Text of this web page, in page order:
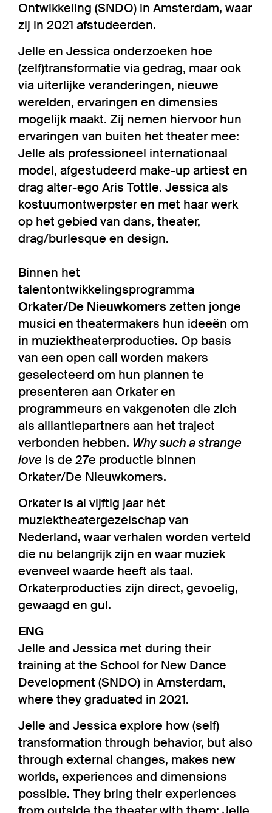
Ontwikkeling (SNDO) in Amsterdam, waar
zij in 2021 afstudeerden.
Jelle en Jessica onderzoeken hoe
(zelf)transformatie via gedrag, maar ook
via uiterlijke veranderingen, nieuwe
werelden, ervaringen en dimensies
mogelijk maakt. Zij nemen hiervoor hun
ervaringen van buiten het theater mee:
Jelle als professioneel internationaal
model, afgestudeerd make-up artiest en
drag alter-ego Aris Tottle. Jessica als
kostuumontwerpster en met haar werk
op het gebied van dans, theater,
drag/burlesque en design.
Binnen het
talentontwikkelingsprogramma
Orkater/De Nieuwkomers zetten jonge
musici en theatermakers hun ideeën om
in muziektheaterproducties. Op basis
van een open call worden makers
geselecteerd om hun plannen te
presenteren aan Orkater en
programmeurs en vakgenoten die zich
als alliantiepartners aan het traject
verbonden hebben. Why such a strange
love is de 27e productie binnen
Orkater/De Nieuwkomers.
Orkater is al vijftig jaar hét
muziektheatergezelschap van
Nederland, waar verhalen worden verteld
die nu belangrijk zijn en waar muziek
evenveel waarde heeft als taal.
Orkaterproducties zijn direct, gevoelig,
gewaagd en gul.
ENG
Jelle and Jessica met during their
training at the School for New Dance
Development (SNDO) in Amsterdam,
where they graduated in 2021.
Jelle and Jessica explore how (self)
transformation through behavior, but also
through external changes, makes new
worlds, experiences and dimensions
possible. They bring their experiences